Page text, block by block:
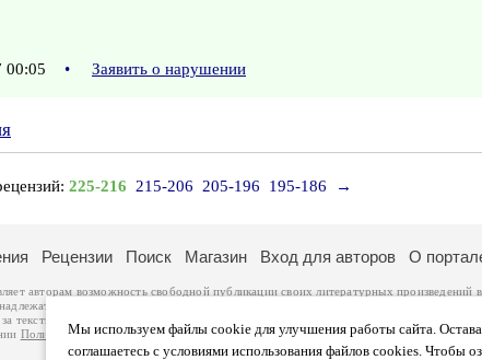
00:05 • Заявить о нарушении
225-216 215-206 205-196 195-186 →
Мы используем файлы cookie для улучшения работы сайта.
соглашаетесь с условиями использования файлов cookies. Чтобы
Рецензии Поиск Магазин Вход для авторов О
авторам возможность свободной публикации своих литературных произведений
авторам и охраняются
. Перепечатка произведений возможна
тексты произведений авторы несут самостоятельно на основании
Политики обработки персональных данных. Вы также можете посмотреть более